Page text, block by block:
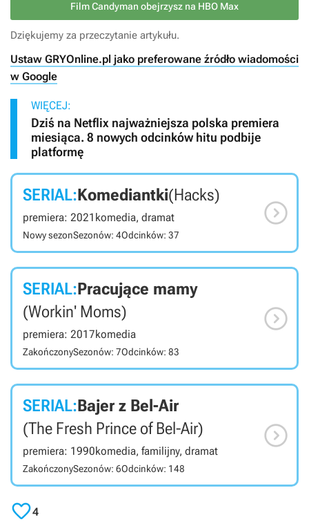
Film Candyman obejrzysz na HBO Max
Dziękujemy za przeczytanie artykułu.
Ustaw GRYOnline.pl jako preferowane źródło wiadomości
w Google
WIĘCEJ:
Dziś na Netflix najważniejsza polska premiera
miesiąca. 8 nowych odcinków hitu podbije
platformę
SERIAL:Komediantki(Hacks)
premiera: 2021 komedia, dramat
Nowy sezonSezonów: 4Odcinków: 37

SERIAL:Pracujące mamy
(Workin' Moms)
premiera: 2017komedia
ZakończonySezonów: 7Odcinków: 83

SERIAL:Bajer z Bel-Air
(The Fresh Prince of Bel-Air)
premiera: 1990komedia, familijny, dramat
ZakończonySezonów: 6Odcinków: 148

4